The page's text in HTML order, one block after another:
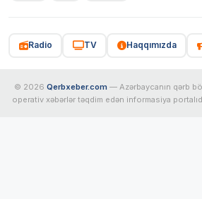
Radio TV Haqqımızda
© 2026 Qerbxeber.com — Azərbaycanın qərb
operativ xəbərlər təqdim edən informasiya